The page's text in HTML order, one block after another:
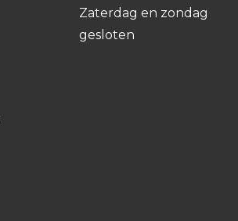
Zaterdag en zondag
gesloten